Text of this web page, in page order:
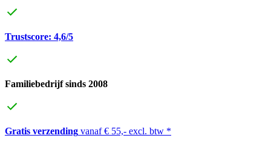
Trustscore: 4,6/5
Familiebedrijf sinds 2008
Gratis verzending vanaf € 55,- excl. btw *